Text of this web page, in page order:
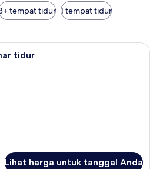
tempat tidur 1 tempat tidur
Apartemen Standar, 1 kamar tidur |
tidur
Lihat harga untuk tanggal Anda